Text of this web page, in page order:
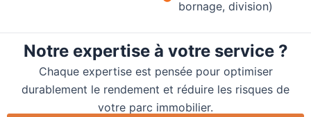
bornage, division)
Notre expertise à votre service ?
Chaque expertise est pensée pour optimiser
durablement le rendement et réduire les risques de
votre parc immobilier.